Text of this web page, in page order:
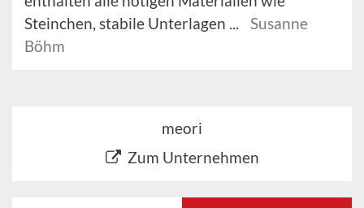
Steinchen, stabile Unterlagen ...
Susanne
Böhm
meori
Zum Unternehmen